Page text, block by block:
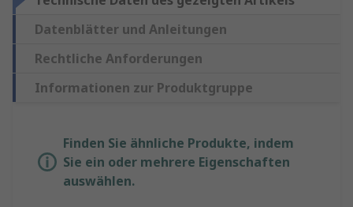
Datenblätter und Anleitungen
Rechtliche Anforderungen
Informationen zur Produktgruppe
Finden Sie ähnliche Produkte, indem
Sie ein oder mehrere Eigenschaften
auswählen.